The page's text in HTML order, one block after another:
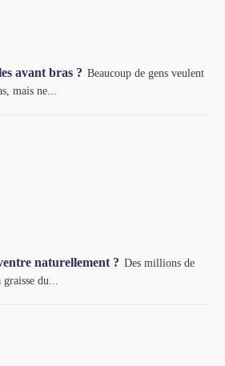
avant bras ? Beaucoup de gens veulent
mais ne...
naturellement ? Des millions de
graisse du...